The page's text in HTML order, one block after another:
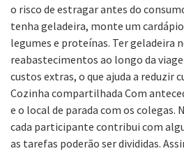
o risco de estragar antes do
tenha geladeira, monte um
legumes e proteínas. Ter geladeira
reabastecimentos ao longo da
custos extras, o que ajuda a reduzir
Cozinha compartilhada Com
e o local de parada com os colegas.
cada participante contribui com
as tarefas poderão ser divididas.